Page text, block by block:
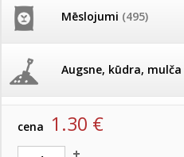
Mēslojumi (495)
Augsne, kūdra, mulča
Podi un kasetes
26.05. Vebinārs - Kā ierobežot
gliemežus piemājas dārzā un
Darba laiks Līgo svētkos
Ūdens piemērotības
Produkti »Sēklas, sīpoli, ķiploki,
Lizantes
Lizantes Corelli Apricot 10
artikuls:
cena 1.30 €